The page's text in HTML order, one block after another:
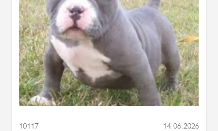
10117 14.06.2026